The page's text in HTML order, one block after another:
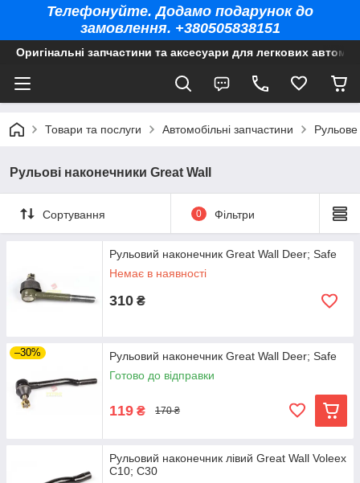
Телефонуйте. Додамо подарунок до
замовлення. +380505838151
Оригінальні запчастини та аксесуари для легкових
Товари та послуги Автомобільні запчастини Рульове
Рульові наконечники Great Wall
Сортування 0 Фільтри
Рульовий наконечник Great Wall Deer; Safe
Немає в наявності
310 ₴
–30%
Рульовий наконечник Great Wall Deer; Safe
Готово до відправки
119 ₴ 170 ₴
Рульовий наконечник лівий Great Wall Voleex
C10; C30